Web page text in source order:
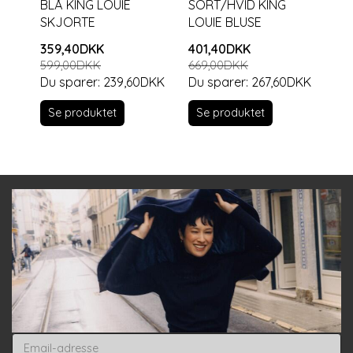
BLÅ KING LOUIE
SKJORTE
359,40DKK
599,00DKK
Du sparer: 239,60DKK
Se produktet
SORT/HVID KING
LOUIE BLUSE
401,40DKK
669,00DKK
Du sparer: 267,60DKK
Se produktet
Email-